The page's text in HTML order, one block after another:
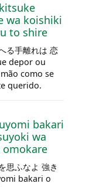
wa koishiki
to shire
る手離れは 恋
depor ou
como se
querido.
bakari
wa
思ふなよ 強き
bakari o